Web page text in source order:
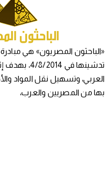
«الباحثون المصريون» هي
تدشينها في 4/
العربي، وتسهيل نقل المواد
بها من المصريين والعرب،